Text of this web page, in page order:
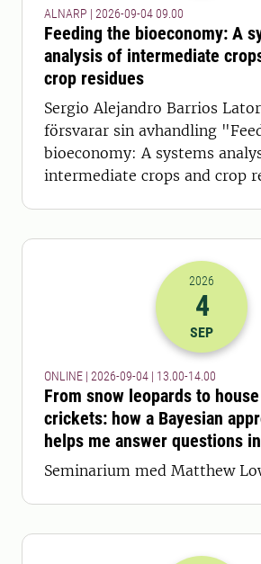
ALNARP | 2026-09-04 09.00
Feeding the bioeconomy: A
analysis of intermediate
crop residues
Sergio Alejandro Barrios
försvarar sin avhandling
bioeconomy: A systems
intermediate crops and crop
2026-04-
2026
4
SEP
ONLINE | 2026-09-04 | 13.00-14.00
From snow leopards to house
crickets: how a Bayesian
helps me answer questions
way
Seminarium med Matthew